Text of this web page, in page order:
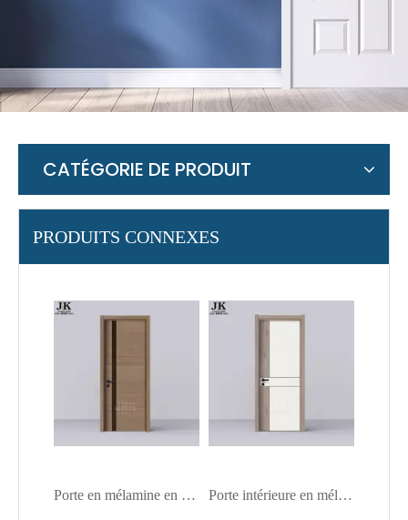
CATÉGORIE DE PRODUIT
PRODUITS CONNEXES
Porte en mélamine en bois compressé laminé Porte intérieure en mélamine stratifiée pour panneau de salle de bains